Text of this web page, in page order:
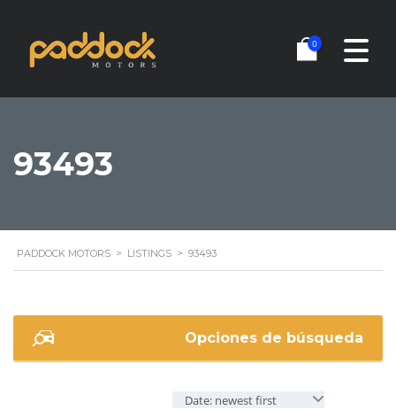
0
93493
PADDOCK MOTORS > LISTINGS > 93493
Opciones de búsqueda
Date: newest first